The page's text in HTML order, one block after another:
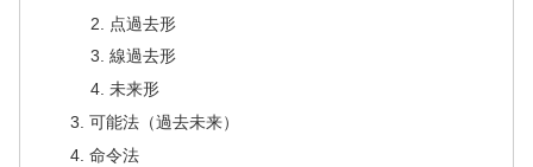
点過去形
線過去形
未来形
可能法（過去未来）
命令法